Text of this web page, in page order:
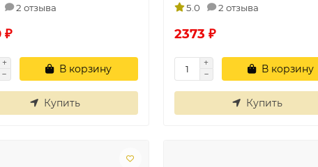
2 отзыва
₽
В корзину
Купить
5.0
2 отзыва
2373 ₽
В корзину
Купить